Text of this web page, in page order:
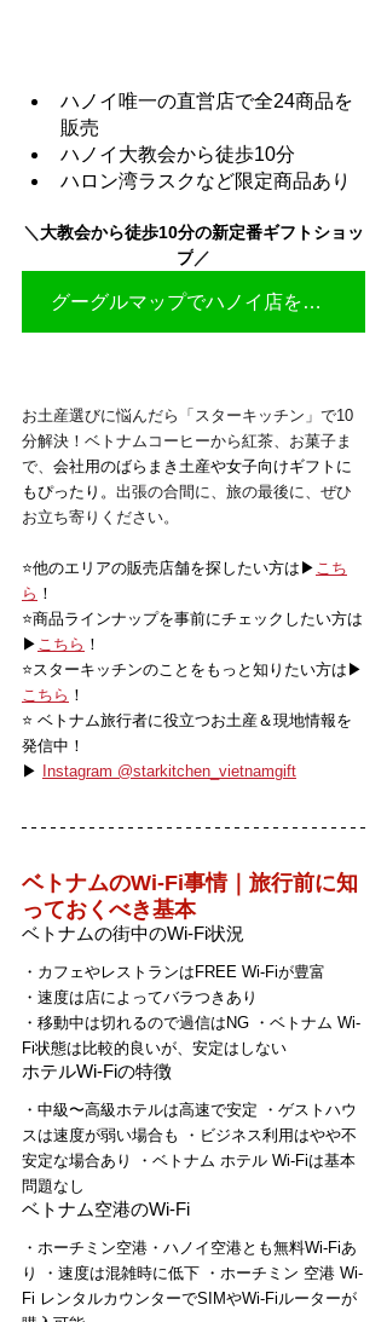
ハノイ唯一の直営店で全24商品を
販売
ハノイ大教会から徒歩10分
ハロン湾ラスクなど限定商品あり
＼大教会から徒歩10分の新定番ギフトショッ
プ／
グーグルマップでハノイ店を見る▶
お土産選びに悩んだら「スターキッチン」で10
分解決！ベトナムコーヒーから紅茶、お菓子ま
で、 会社用のばらまき土産や女子向けギフトに
もぴったり。 出張の合間に、旅の最後に、ぜひ
お立ち寄りください。
⭐️他のエリアの販売店舗を探したい方は▶ こち
ら ！
⭐️商品ラインナップを事前にチェックしたい方は
▶ こちら ！
⭐️スターキッチンのことをもっと知りたい方は▶
こちら ！
⭐️ ベトナム旅行者に役立つお土産＆現地情報を
発信中！
▶
Instagram @starkitchen_vietnamgift
ベトナムのWi-Fi事情｜旅行前に知
っておくべき基本
ベトナムの街中のWi-Fi状況
・カフェやレストランはFREE Wi-Fiが豊富
・速度は店によってバラつきあり
・移動中は切れるので過信はNG ・ベトナム Wi-
Fi状態は比較的良いが、安定はしない
ホテルWi-Fiの特徴
・中級〜高級ホテルは高速で安定 ・ゲストハウ
スは速度が弱い場合も ・ビジネス利用はやや不
安定な場合あり ・ベトナム ホテル Wi-Fiは基本
問題なし
ベトナム空港のWi-Fi
・ホーチミン空港・ハノイ空港とも無料Wi-Fiあ
り ・速度は混雑時に低下 ・ホーチミン 空港 Wi-
Fi レンタルカウンターでSIMやWi-Fiルーターが